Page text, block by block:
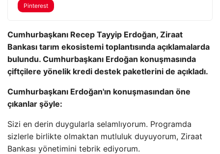
Pinterest
Cumhurbaşkanı Recep Tayyip Erdoğan, Ziraat
Bankası tarım ekosistemi toplantısında açıklamalarda
bulundu. Cumhurbaşkanı Erdoğan konuşmasında
çiftçilere yönelik kredi destek paketlerini de açıkladı.
Cumhurbaşkanı Erdoğan'ın konuşmasından öne
çıkanlar şöyle:
Sizi en derin duygularla selamlıyorum. Programda
sizlerle birlikte olmaktan mutluluk duyuyorum, Ziraat
Bankası yönetimini tebrik ediyorum.